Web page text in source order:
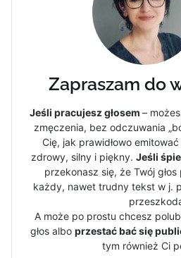
Zapraszam do
Jeśli pracujesz głosem –
zmęczenia, bez odczuwania
Cię, jak prawidłowo
zdrowy, silny i piękny. Jeśli
przekonasz się, że Twój głos
każdy, nawet trudny tekst w j.
A może po prostu chcesz
głos albo przestać bać się
tym również Ci